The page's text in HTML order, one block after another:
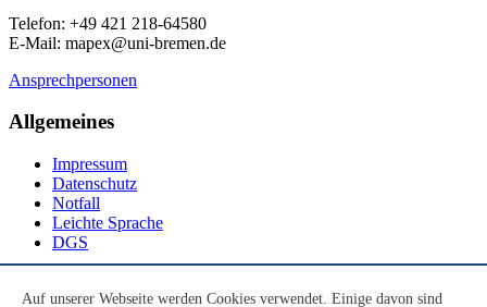
Telefon: +49 421 218-64580
E-Mail: mapex@uni-bremen.de
Ansprechpersonen
Allgemeines
Impressum
Datenschutz
Notfall
Leichte Sprache
DGS
Auf unserer Webseite werden Cookies verwendet. Einige davon sind